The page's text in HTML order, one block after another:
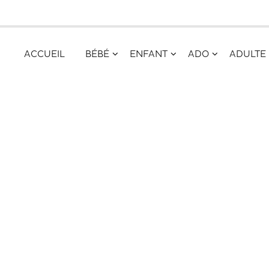
ACCUEIL BÉBÉ ENFANT ADO ADULTE